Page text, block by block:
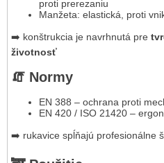
proti prerezaniu
Manžeta: elastická, proti
➡️ konštrukcia je navrhnutá pre
životnosť
🧯 Normy
EN 388 – ochrana proti
EN 420 / ISO 21420 –
➡️ rukavice spĺňajú profesionálne